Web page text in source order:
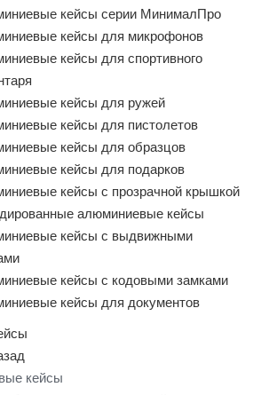
кейсы серии МинималПро
кейсы для микрофонов
кейсы для спортивного
кейсы для ружей
кейсы для пистолетов
кейсы для образцов
кейсы для подарков
кейсы с прозрачной крышкой
алюминиевые кейсы
кейсы с выдвижными
кейсы с кодовыми замками
кейсы для документов
кейсы